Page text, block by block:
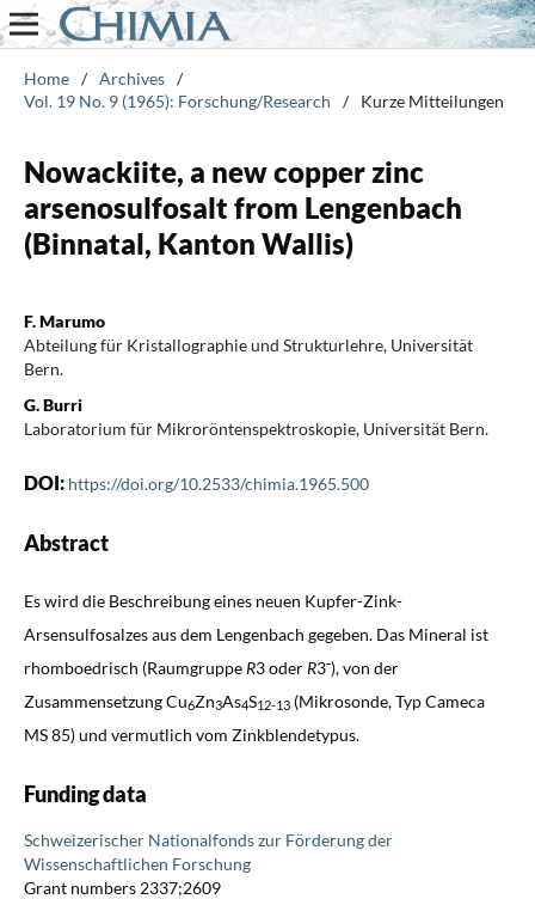
Home / Archives /
Vol. 19 No. 9 (1965): Forschung/Research
/ Kurze Mitteilungen
Nowackiite, a new copper zinc
arsenosulfosalt from Lengenbach
(Binnatal, Kanton Wallis)
F. Marumo
Abteilung für Kristallographie und Strukturlehre, Universität
Bern.
G. Burri
Laboratorium für Mikroröntenspektroskopie, Universität Bern.
DOI: https://doi.org/10.2533/chimia.1965.500
Abstract
Es wird die Beschreibung eines neuen Kupfer-Zink-
Arsensulfosalzes aus dem Lengenbach gegeben. Das Mineral ist
rhomboedrisch (Raumgruppe R3 oder R3¯), von der
Zusammensetzung Cu6Zn3As4S12-13(Mikrosonde, Typ Cameca
MS 85) und vermutlich vom Zinkblendetypus.
Funding data
Schweizerischer Nationalfonds zur Förderung der
Wissenschaftlichen Forschung
Grant numbers 2337;2609